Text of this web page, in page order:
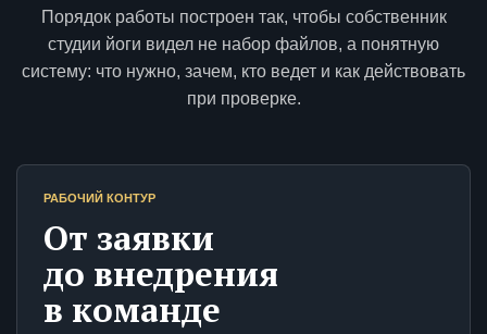
Порядок работы построен так, чтобы собственник
студии йоги видел не набор файлов, а понятную
систему: что нужно, зачем, кто ведет и как действовать
при проверке.
РАБОЧИЙ КОНТУР
От заявки
до внедрения
в команде